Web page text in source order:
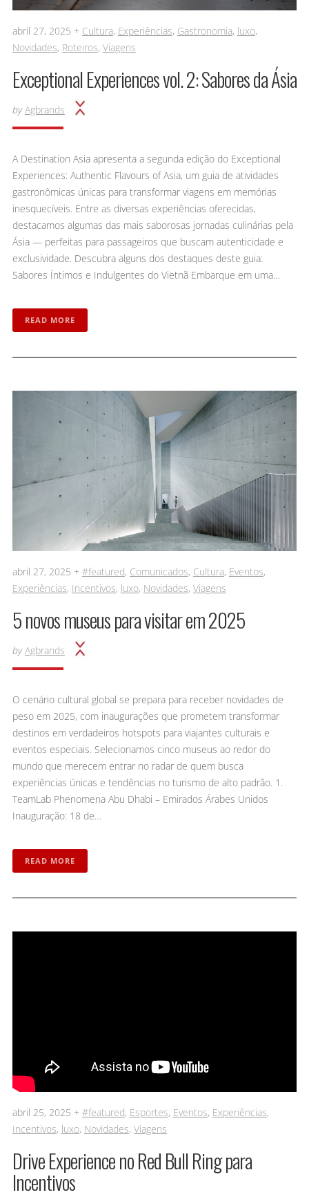
abril 27, 2025 + Cultura, Experiências, Gastronomia, luxo,
Novidades, Roteiros, Viagens
Exceptional Experiences vol. 2: Sabores da Ásia
by Agbrands
A Destination Asia apresenta a segunda edição do Exceptional
Experiences: Authentic Flavours of Asia, um guia de atividades
gastronômicas únicas para transformar viagens em memórias
inesquecíveis. Entre as diversas experiências oferecidas,
destacamos algumas das mais saborosas jornadas culinárias pela
Ásia — perfeitas para passageiros que buscam autenticidade e
exclusividade. Descubra alguns dos destaques deste guia:
Sabores Íntimos e Indulgentes do Vietnã Embarque em uma…
READ MORE
abril 27, 2025 + #featured, Comunicados, Cultura, Eventos,
Experiências, Incentivos, luxo, Novidades, Viagens
5 novos museus para visitar em 2025
by Agbrands
O cenário cultural global se prepara para receber novidades de
peso em 2025, com inaugurações que prometem transformar
destinos em verdadeiros hotspots para viajantes culturais e
eventos especiais. Selecionamos cinco museus ao redor do
mundo que merecem entrar no radar de quem busca
experiências únicas e tendências no turismo de alto padrão.​ 1.
TeamLab Phenomena Abu Dhabi – Emirados Árabes Unidos
Inauguração: 18 de…
READ MORE
abril 25, 2025 + #featured, Esportes, Eventos, Experiências,
Incentivos, luxo, Novidades, Viagens
Drive Experience no Red Bull Ring para
Incentivos